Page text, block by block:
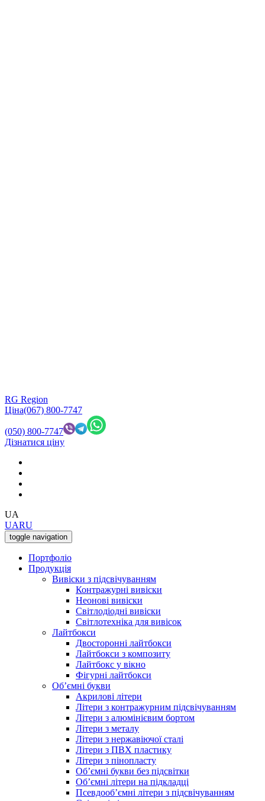
RG Region
Ціна(067) 800-7747
(050) 800-7747
Дізнатися ціну
UA
UARU
toggle navigation
Портфоліо
Продукція
Вивіски з підсвічуванням
Контражурні вивіски
Неонові вивіски
Світлодіодні вивіски
Світлотехніка для вивісок
Лайтбокси
Двосторонні лайтбокси
Лайтбокси з композиту
Лайтбокс у вікно
Фігурні лайтбокси
Об’ємні букви
Акрилові літери
Літери з контражурним підсвічуванням
Літери з алюмінієвим бортом
Літери з металу
Літери з нержавіючої сталі
Літери з ПВХ пластику
Літери з пінопласту
Об’ємні букви без підсвітки
Об’ємні літери на підкладці
Псевдооб’ємні літери з підсвічуванням